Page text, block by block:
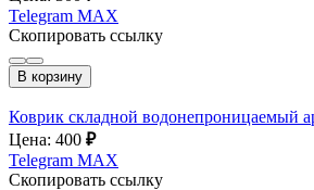
Telegram MAX
Скопировать ссылку
В корзину
Коврик складной водонепроницаемый
Цена: 400 ₽
Telegram MAX
Скопировать ссылку